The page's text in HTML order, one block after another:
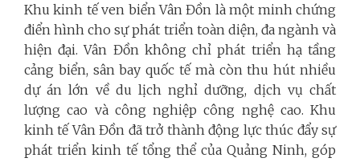
Khu kinh tế ven biển Vân Đồn là một minh chứng
điển hình cho sự phát triển toàn diện, đa ngành và
hiện đại. Vân Đồn không chỉ phát triển hạ tầng
cảng biển, sân bay quốc tế mà còn thu hút nhiều
dự án lớn về du lịch nghỉ dưỡng, dịch vụ chất
lượng cao và công nghiệp công nghệ cao. Khu
kinh tế Vân Đồn đã trở thành động lực thúc đẩy sự
phát triển kinh tế tổng thể của Quảng Ninh, góp